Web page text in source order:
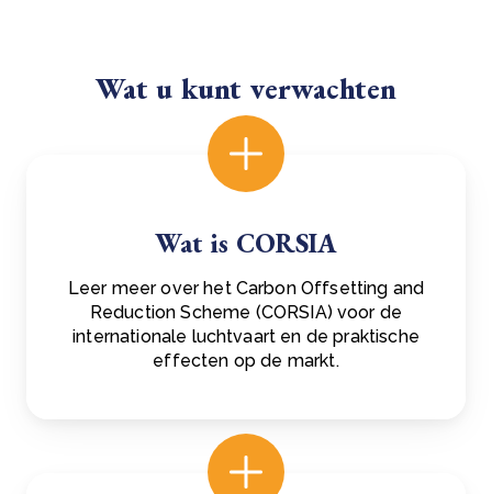
Wat u kunt verwachten
Wat is CORSIA
Leer meer over het Carbon Offsetting and
Reduction Scheme (CORSIA) voor de
internationale luchtvaart en de praktische
effecten op de markt.